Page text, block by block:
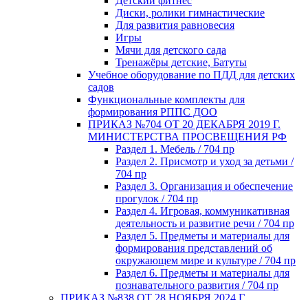
Диски, ролики гимнастические
Для развития равновесия
Игры
Мячи для детского сада
Тренажёры детские, Батуты
Учебное оборудование по ПДД для детских
садов
Функциональные комплекты для
формирования РППС ДОО
ПРИКАЗ №704 ОТ 20 ДЕКАБРЯ 2019 Г.
МИНИСТЕРСТВА ПРОСВЕЩЕНИЯ РФ
Раздел 1. Мебель / 704 пр
Раздел 2. Присмотр и уход за детьми /
704 пр
Раздел 3. Организация и обеспечение
прогулок / 704 пр
Раздел 4. Игровая, коммуникативная
деятельность и развитие речи / 704 пр
Раздел 5. Предметы и материалы для
формирования представлений об
окружающем мире и культуре / 704 пр
Раздел 6. Предметы и материалы для
познавательного развития / 704 пр
ПРИКАЗ №838 ОТ 28 НОЯБРЯ 2024 Г.